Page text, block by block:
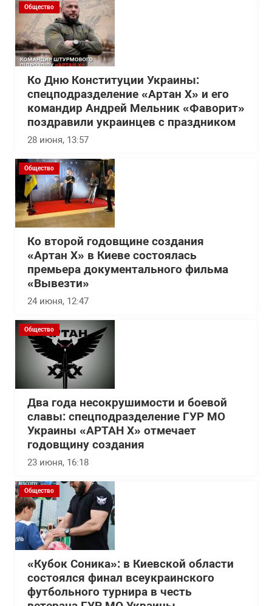
Общество
Ко Дню Конституции Украины:
спецподразделение «Артан Х» и его
командир Андрей Мельник «Фаворит»
поздравили украинцев с праздником
28 июня, 13:57
Общество
Ко второй годовщине создания
«Артан Х» в Киеве состоялась
премьера документального фильма
«Вывезти»
24 июня, 12:47
Общество
Два года несокрушимости и боевой
славы: спецподразделение ГУР МО
Украины «АРТАН Х» отмечает
годовщину создания
23 июня, 16:18
Общество
«Кубок Соника»: в Киевской области
состоялся финал всеукраинского
футбольного турнира в честь